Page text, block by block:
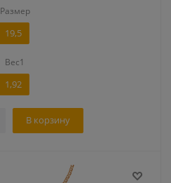
Размер
19,5
Вес1
1,92
В корзину